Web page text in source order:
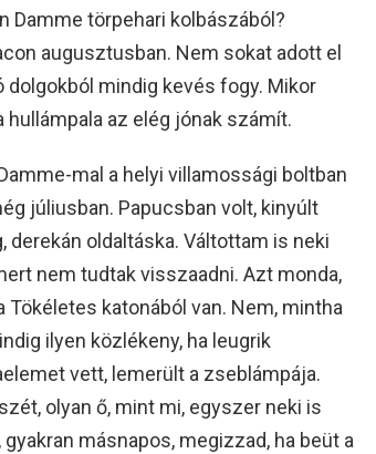
Damme törpehari kolbászából?
augusztusban. Nem sokat adott el
dolgokból mindig kevés fogy. Mikor
hullámpala az elég jónak számít.
mal a helyi villamossági boltban
júliusban. Papucsban volt, kinyúlt
derekán oldaltáska. Váltottam is neki
nem tudtak visszaadni. Azt monda,
Tökéletes katonából van. Nem, mintha
ilyen közlékeny, ha leugrik
vett, lemerült a zseblámpája.
olyan ő, mint mi, egyszer neki is
gyakran másnapos, megizzad, ha beüt a